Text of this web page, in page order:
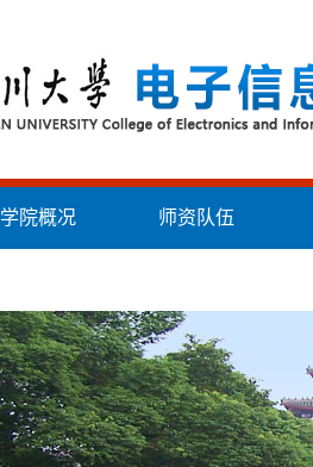
学院概况 师资队伍